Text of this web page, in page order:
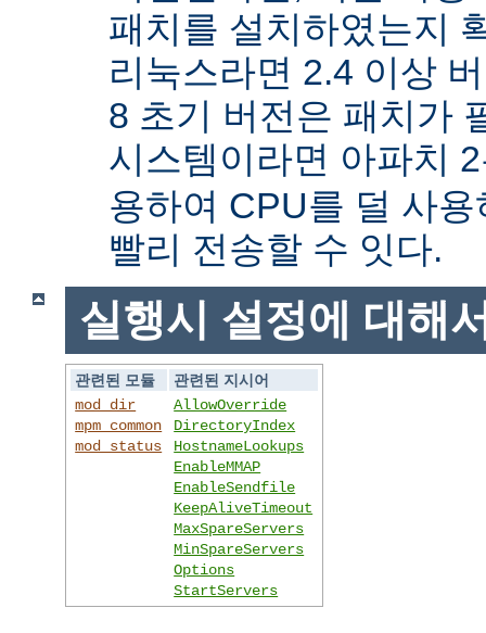
패치를 설치하였는지
리눅스라면 2.4 이상
8 초기 버전은 패치가
시스템이라면 아파치
용하여 CPU를 덜 사
빨리 전송할 수 잇다.
실행시 설정에 대해
관련된 모듈
관련된 지시어
mod_dir
mpm_common
mod_status
AllowOverride
DirectoryIndex
HostnameLookups
EnableMMAP
EnableSendfile
KeepAliveTimeout
MaxSpareServers
MinSpareServers
Options
StartServers